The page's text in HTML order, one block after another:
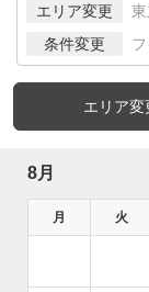
エリア変更
条件変更
エリア変
8月
月 火